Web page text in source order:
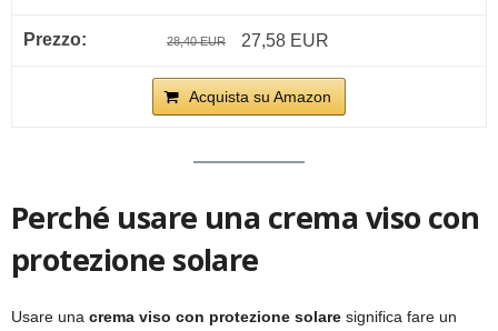
28,40 EUR 27,58 EUR
Acquista su Amazon
Perché usare una crema viso con
protezione solare
Usare una crema viso con protezione solare significa fare un